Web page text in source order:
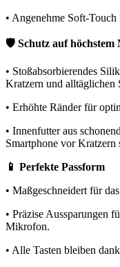
• Angenehme Soft-
🛡️ Schutz auf höchstem
• Stoßabsorbierendes
Kratzern und alltäglichen
• Erhöhte Ränder für
• Innenfutter aus
Smartphone vor Kratzern
📱 Perfekte Passform
• Maßgeschneidert für
• Präzise Aussparungen
Mikrofon.
• Alle Tasten bleiben